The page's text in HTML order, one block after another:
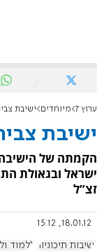
ערוץ 7 מיוחדים ישיבת
ישיבת
הקמתה של הישיבה
ישראל ובגאולת
זצ”ל
18.01.12, 15:12
ישיבות תיכוניות ללמוד